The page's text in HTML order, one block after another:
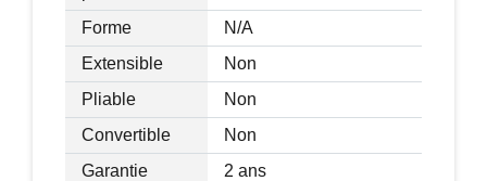
Forme
N/A
Extensible
Non
Pliable
Non
Convertible
Non
Garantie
2 ans